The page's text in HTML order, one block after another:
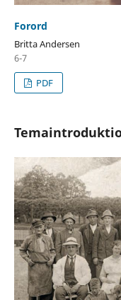
Forord
Britta Andersen
6-7
PDF